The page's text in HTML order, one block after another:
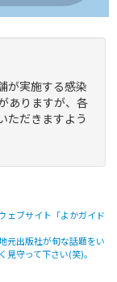
が実施する感染
ありますが、各
ただきますよう
ェブサイト「よかガイド
元出版社が旬な話題をい
守って下さい(笑)。